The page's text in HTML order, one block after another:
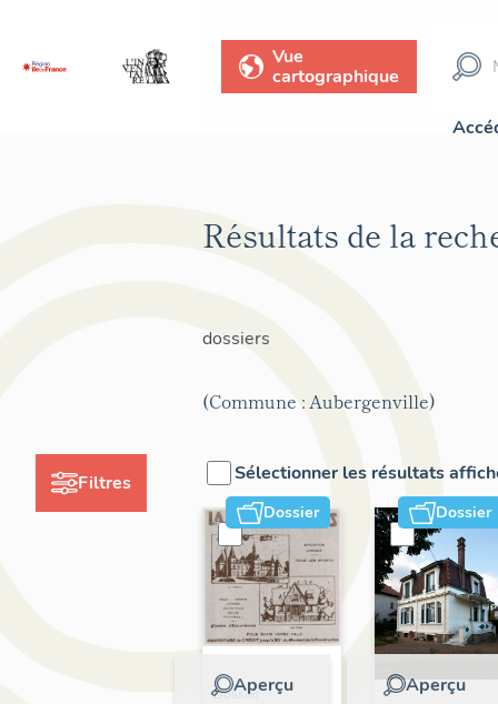
Vue
cartographique
Filtres
Résultats de la
dossiers
(Commune : Aubergenville)
Sélectionner les résultats
Dossier
Aperçu
Dossier
Dossier
Aperçu